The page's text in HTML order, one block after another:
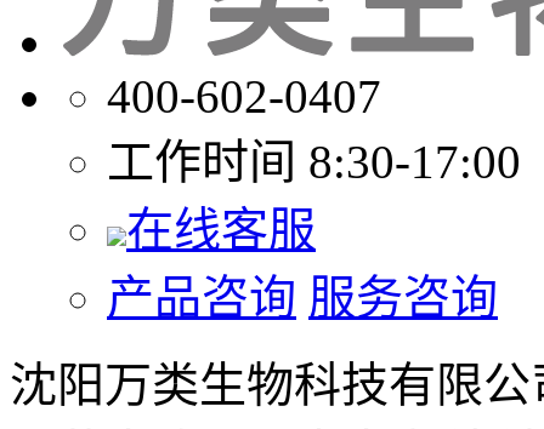
400-602-0407
工作时间 8:30-17:00
在线客服
产品咨询 服务咨询
沈阳万类生物科技有限